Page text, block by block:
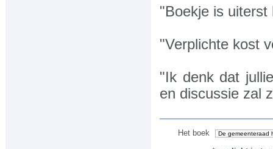
"Boekje is uiterst
"Verplichte kost
"Ik denk dat
en discussie zal
Het boek